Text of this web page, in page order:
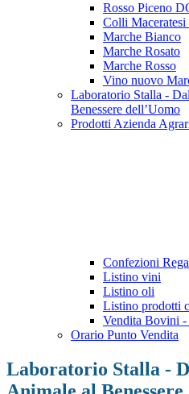
Rosso Piceno
Colli
Marche Bianco
Marche Rosato
Marche Rosso
Vino nuovo
Laboratorio Stalla -
Benessere dell’Uomo
Prodotti Azienda
Confezioni
Listino vini
Listino oli
Listino prodotti
Vendita Bovini
Orario Punto Vendita
Laboratorio Stalla -